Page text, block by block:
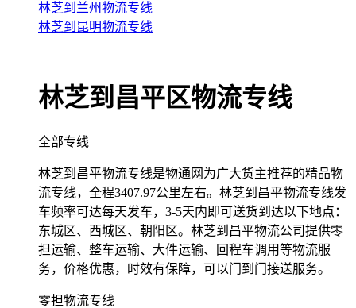
林芝到兰州物流专线
林芝到昆明物流专线
林芝到昌平区物流专线
全部专线
林芝到昌平物流专线是物通网为广大货主推荐的精品物
流专线，全程3407.97公里左右。林芝到昌平物流专线发
车频率可达每天发车，3-5天内即可送货到达以下地点：
东城区、西城区、朝阳区。林芝到昌平物流公司提供零
担运输、整车运输、大件运输、回程车调用等物流服
务，价格优惠，时效有保障，可以门到门接送服务。
零担物流专线